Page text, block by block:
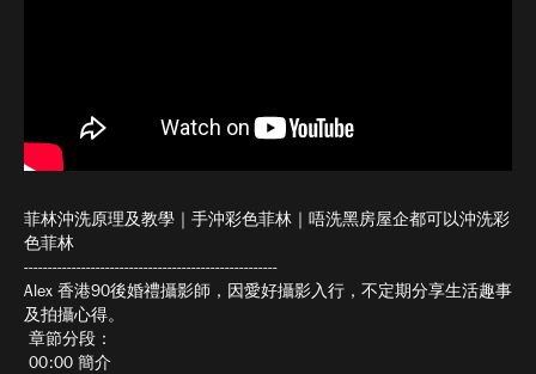
菲林沖洗原理及教學｜手沖彩色菲林｜唔洗黑房屋企都可以沖洗彩
色菲林
-----------------------------------------------------
Alex 香港90後婚禮攝影師，因愛好攝影入行，不定期分享生活趣事
及拍攝心得。
章節分段：
00:00 簡介